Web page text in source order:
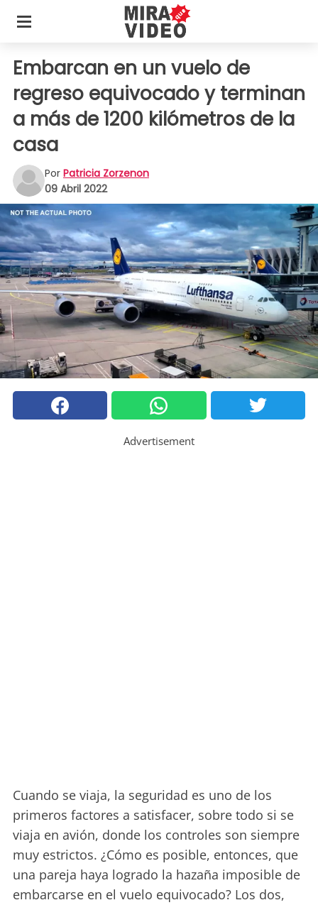
Embarcan en un vuelo de
regreso equivocado y terminan
a más de 1200 kilómetros de la
casa
Por Patricia Zorzenon
09 Abril 2022
Advertisement
Cuando se viaja, la seguridad es uno de los
primeros factores a satisfacer, sobre todo si se
viaja en avión, donde los controles son siempre
muy estrictos. ¿Cómo es posible, entonces, que
una pareja haya logrado la hazaña imposible de
embarcarse en el vuelo equivocado? Los dos,